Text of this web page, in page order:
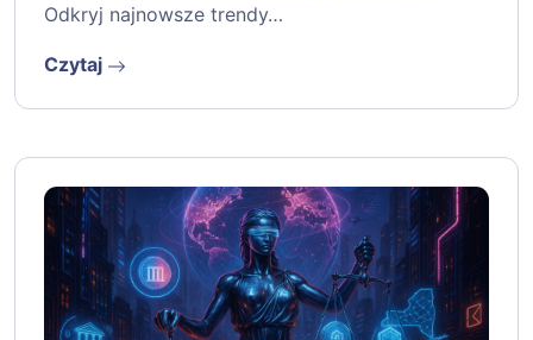
Odkryj najnowsze trendy…
Czytaj